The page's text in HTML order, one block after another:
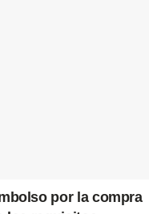
por la compra